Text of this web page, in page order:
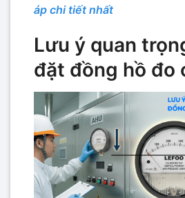
áp chi tiết nhất
Lưu ý quan
đặt đồng hồ đo